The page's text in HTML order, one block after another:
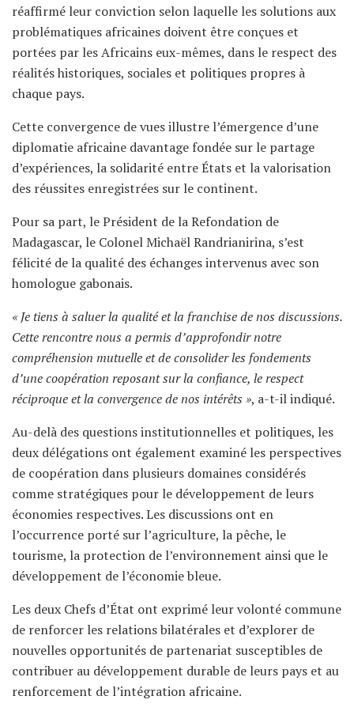
réaffirmé leur conviction selon laquelle les solutions aux
problématiques africaines doivent être conçues et
portées par les Africains eux-mêmes, dans le respect des
réalités historiques, sociales et politiques propres à
chaque pays.
Cette convergence de vues illustre l’émergence d’une
diplomatie africaine davantage fondée sur le partage
d’expériences, la solidarité entre États et la valorisation
des réussites enregistrées sur le continent.
Pour sa part, le Président de la Refondation de
Madagascar, le Colonel Michaël Randrianirina, s’est
félicité de la qualité des échanges intervenus avec son
homologue gabonais.
« Je tiens à saluer la qualité et la franchise de nos discussions.
Cette rencontre nous a permis d’approfondir notre
compréhension mutuelle et de consolider les fondements
d’une coopération reposant sur la confiance, le respect
réciproque et la convergence de nos intérêts », a-t-il indiqué.
Au-delà des questions institutionnelles et politiques, les
deux délégations ont également examiné les perspectives
de coopération dans plusieurs domaines considérés
comme stratégiques pour le développement de leurs
économies respectives. Les discussions ont en
l’occurrence porté sur l’agriculture, la pêche, le
tourisme, la protection de l’environnement ainsi que le
développement de l’économie bleue.
Les deux Chefs d’État ont exprimé leur volonté commune
de renforcer les relations bilatérales et d’explorer de
nouvelles opportunités de partenariat susceptibles de
contribuer au développement durable de leurs pays et au
renforcement de l’intégration africaine.